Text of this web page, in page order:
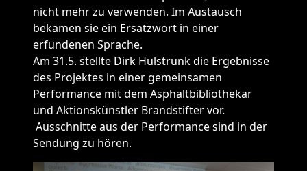
nicht mehr zu verwenden. Im Austausch
bekamen sie ein Ersatzwort in einer
erfundenen Sprache.
Am 31.5. stellte Dirk Hülstrunk die Ergebnisse
des Projektes in einer gemeinsamen
Performance mit dem Asphaltbibliothekar
und Aktionskünstler Brandstifter vor.
Ausschnitte aus der Performance sind in der
Sendung zu hören.